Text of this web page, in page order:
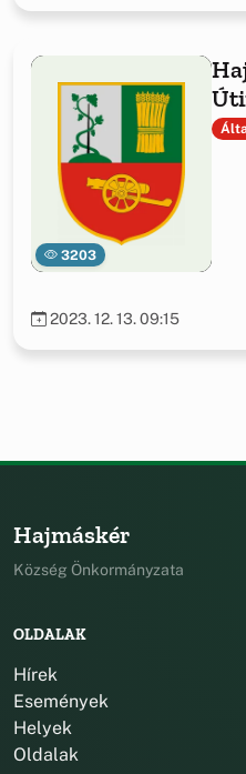
3203
2023. 12. 13. 09:15
Hajmáskér
Község Önkormányzata
OLDALAK
Hírek
Események
Helyek
Oldalak